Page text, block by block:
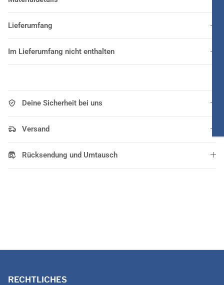
Lieferumfang
Im Lieferumfang nicht enthalten
Deine Sicherheit bei uns
Versand
Rücksendung und Umtausch
RECHTLICHES